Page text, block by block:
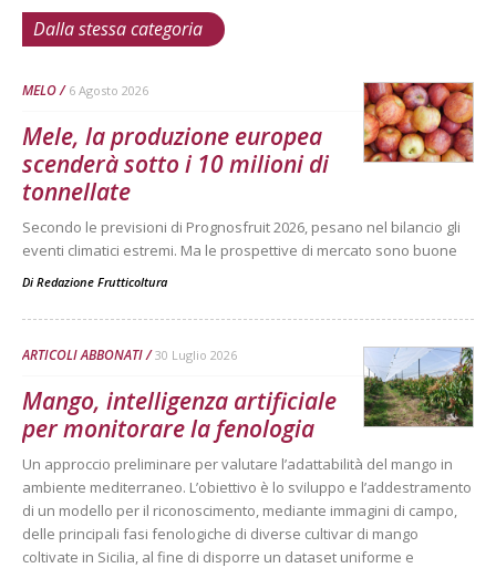
Dalla stessa categoria
MELO 6 Agosto 2026
Mele, la produzione europea
scenderà sotto i 10 milioni di
tonnellate
Secondo le previsioni di Prognosfruit 2026, pesano nel bilancio gli
eventi climatici estremi. Ma le prospettive di mercato sono buone
Di Redazione Frutticoltura
ARTICOLI ABBONATI 30 Luglio 2026
Mango, intelligenza artificiale
per monitorare la fenologia
Un approccio preliminare per valutare l’adattabilità del mango in
ambiente mediterraneo. L’obiettivo è lo sviluppo e l’addestramento
di un modello per il riconoscimento, mediante immagini di campo,
delle principali fasi fenologiche di diverse cultivar di mango
coltivate in Sicilia, al fine di disporre un dataset uniforme e